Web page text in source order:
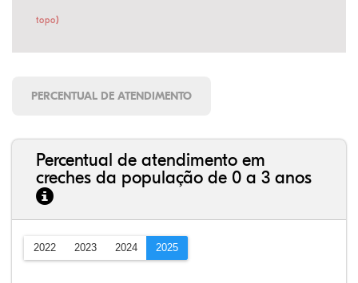
topo)
PERCENTUAL DE ATENDIMENTO
Percentual de atendimento em
creches da população de 0 a 3 anos
2022 2023 2024 2025